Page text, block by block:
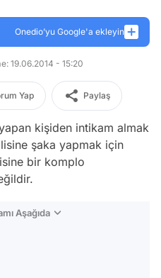
Onedio’yu Google'a ekleyin
19.06.2014 - 15:20
Yap Paylaş
kişiden intikam almak
şaka yapmak için
bir komplo
Aşağıda